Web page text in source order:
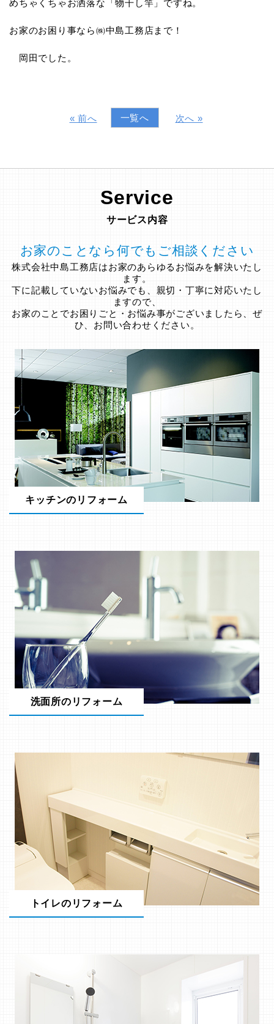
めちゃくちゃお洒落な「物干し竿」ですね。
お家のお困り事なら㈱中島工務店まで！
岡田でした。
« 前へ 一覧へ 次へ »
Service
サービス内容
お家のことなら何でもご相談ください
株式会社中島工務店はお家のあらゆるお悩みを解決いたし
ます。
下に記載していないお悩みでも、親切・丁寧に対応いたし
ますので、
お家のことでお困りごと・お悩み事がございましたら、ぜ
ひ、お問い合わせください。
キッチンのリフォーム
洗面所のリフォーム
トイレのリフォーム